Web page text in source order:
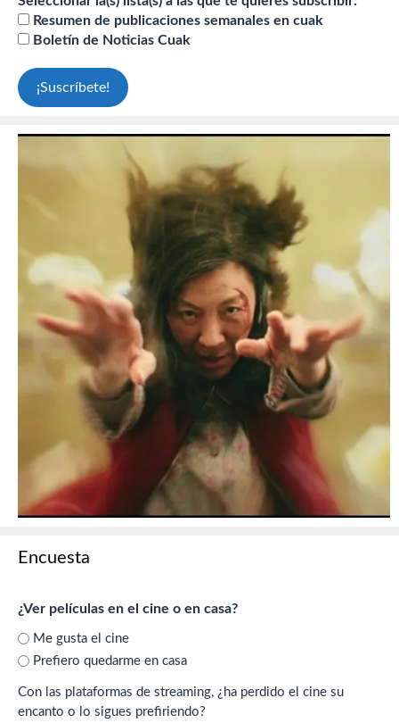
Resumen de publicaciones semanales en cuak
Boletín de Noticias Cuak
Encuesta
¿Ver películas en el cine o en casa?
Me gusta el cine
Prefiero quedarme en casa
Con las plataformas de streaming, ¿ha perdido el cine su
encanto o lo sigues prefiriendo?